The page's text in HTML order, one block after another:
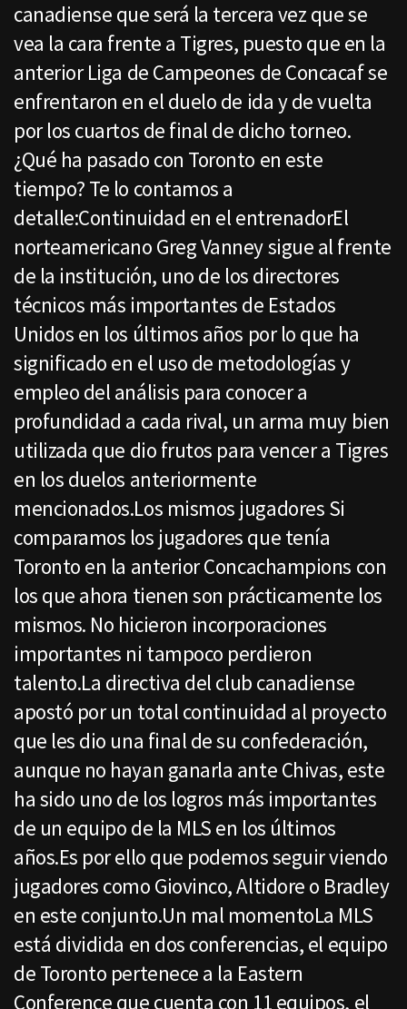
canadiense que será la tercera vez que se
vea la cara frente a Tigres, puesto que en la
anterior Liga de Campeones de Concacaf se
enfrentaron en el duelo de ida y de vuelta
por los cuartos de final de dicho torneo.
¿Qué ha pasado con Toronto en este
tiempo? Te lo contamos a
detalle:Continuidad en el entrenadorEl
norteamericano Greg Vanney sigue al frente
de la institución, uno de los directores
técnicos más importantes de Estados
Unidos en los últimos años por lo que ha
significado en el uso de metodologías y
empleo del análisis para conocer a
profundidad a cada rival, un arma muy bien
utilizada que dio frutos para vencer a Tigres
en los duelos anteriormente
mencionados.Los mismos jugadores Si
comparamos los jugadores que tenía
Toronto en la anterior Concachampions con
los que ahora tienen son prácticamente los
mismos. No hicieron incorporaciones
importantes ni tampoco perdieron
talento.La directiva del club canadiense
apostó por un total continuidad al proyecto
que les dio una final de su confederación,
aunque no hayan ganarla ante Chivas, este
ha sido uno de los logros más importantes
de un equipo de la MLS en los últimos
años.Es por ello que podemos seguir viendo
jugadores como Giovinco, Altidore o Bradley
en este conjunto.Un mal momentoLa MLS
está dividida en dos conferencias, el equipo
de Toronto pertenece a la Eastern
Conference que cuenta con 11 equipos, el